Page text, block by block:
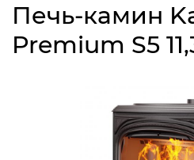
Печь-камин
Premium S5